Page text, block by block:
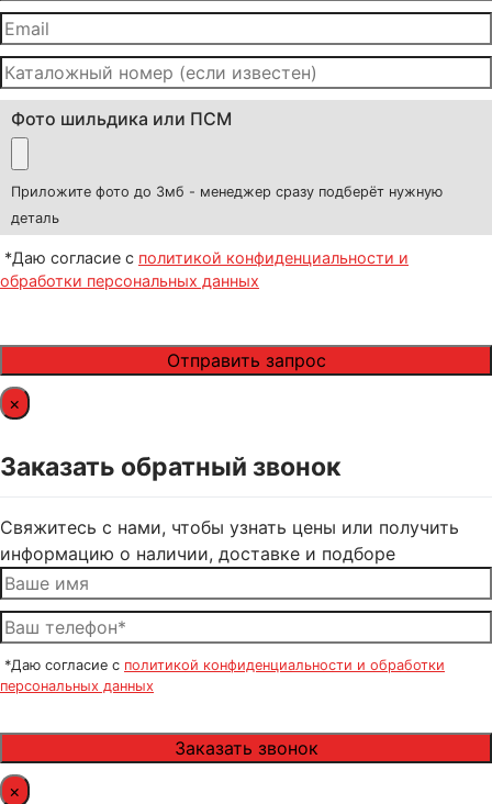
Фото шильдика или ПСМ
Приложите фото до 3мб - менеджер сразу подберёт нужную
деталь
*Даю согласие с политикой конфиденциальности и
обработки персональных данных
×
Заказать обратный звонок
Свяжитесь с нами, чтобы узнать цены или получить
информацию о наличии, доставке и подборе
*Даю согласие с политикой конфиденциальности и обработки
персональных данных
×